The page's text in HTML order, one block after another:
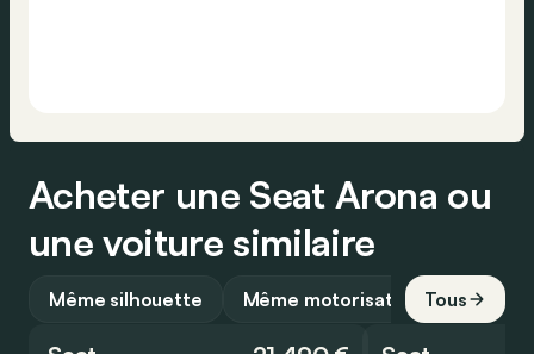
Acheter une Seat Arona ou
une voiture similaire
Même silhouette Même motorisation Tous